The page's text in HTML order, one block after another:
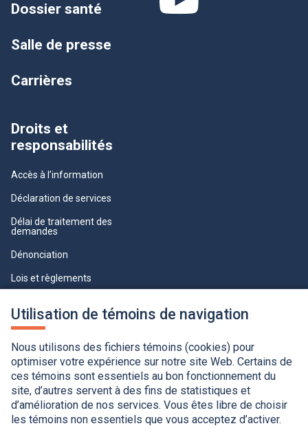
Utilisation de témoins de navigation
Nous utilisons des fichiers témoins (cookies) pour
optimiser votre expérience sur notre site Web. Certains de
ces témoins sont essentiels au bon fonctionnement du
site, d’autres servent à des fins de statistiques et
d’amélioration de nos services. Vous êtes libre de choisir
les témoins non essentiels que vous acceptez d’activer.
Dossier santé
Salle de presse
Carrières
Droits et
responsabilités
Accès à l’information
Déclaration de services
Délai de traitement des
demandes
Dénonciation
Lois et règlements
professionnelle
Accessibilité
Application de la Charte de la langue française